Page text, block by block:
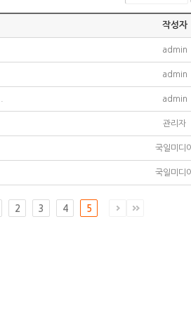
작성자
admin
admin
admin
관리자
국일미디
국일미디
2 3 4 5